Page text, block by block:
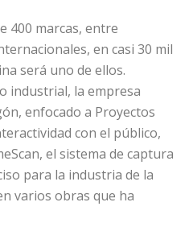
400 marcas, entre
en casi 30 mil
será uno de ellos.
industrial, la empresa
enfocado a Proyectos
con el público,
el sistema de captura
para la industria de la
varios obras que ha